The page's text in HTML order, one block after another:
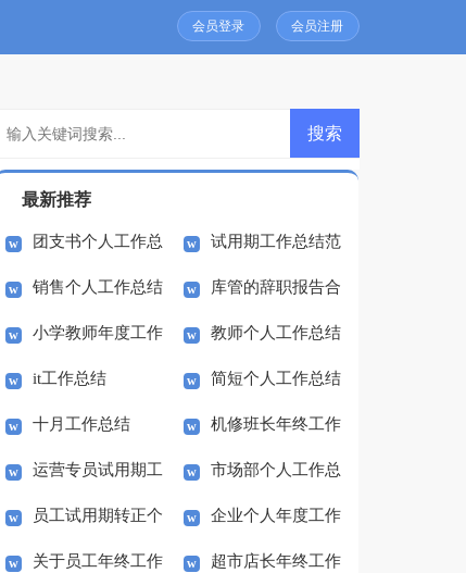
会员登录 会员注册
最新推荐
团支书个人工作总
结
试用期工作总结范
文
销售个人工作总结
范文
库管的辞职报告合
集七篇
小学教师年度工作
总结
教师个人工作总结
14篇
it工作总结 简短个人工作总结
十月工作总结 机修班长年终工作
总结
运营专员试用期工
作总结
市场部个人工作总
结
员工试用期转正个
人工作总结
企业个人年度工作
总结
关于员工年终工作 超市店长年终工作